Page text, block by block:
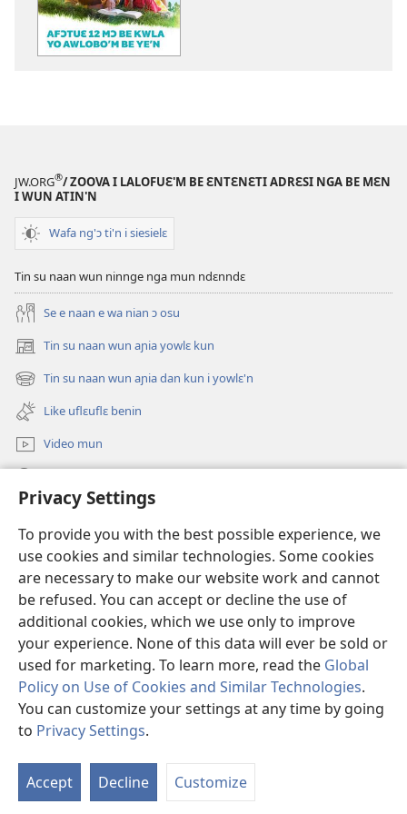
Privacy Settings
To provide you with the best possible experience, we
use cookies and similar technologies. Some cookies
are necessary to make our website work and cannot
be refused. You can accept or decline the use of
additional cookies, which we use only to improve
your experience. None of this data will ever be sold or
used for marketing. To learn more, read the Global
Policy on Use of Cookies and Similar Technologies.
You can customize your settings at any time by going
to Privacy Settings.
Accept Decline Customize
JW.ORG®/ ZOOVA I LALOFUƐ'M BE ƐNTƐNƐTI ADRƐSI NGA BE MƐN
I WUN ATIN'N
Wafa ng'ɔ ti'n i siesielɛ
Tin su naan wun ninnge nga mun ndɛnndɛ
Se e naan e wa nian ɔ osu
Tin su naan wun aɲia yowlɛ kun
(opens
new
window)
Tin su naan wun aɲia dan kun i yowlɛ'n
(opens
new
window)
Like uflɛuflɛ benin
Video mun
(opens
window)ƐNTƐNƐTI SU FLUWA SIEWLƐ Watchtower™
(opens
new
window)JW Hub ®
(opens
new
window)
Copyright© 2026 Watch Tower Bible and Tract Society of Pennsylvania.
I SU JUNMAN DILƐ'N I SU MMLA MUN